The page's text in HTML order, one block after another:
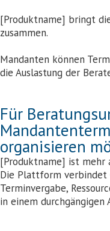
[Produktname] bringt
zusammen.
Mandanten können
die Auslastung der
Für
organisieren
[Produktname] ist mehr
Die Plattform verbindet
Terminvergabe,
in einem durchgängigen